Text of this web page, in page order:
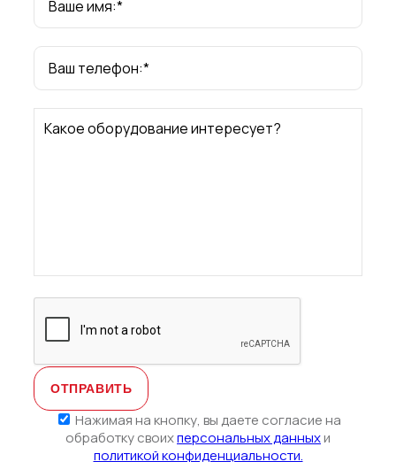
Ваше имя:*
Ваш телефон:*
Какое оборудование интересует?
Нажимая на кнопку, вы даете согласие на
обработку своихперсональных данныхи
политикой конфиденциальности.